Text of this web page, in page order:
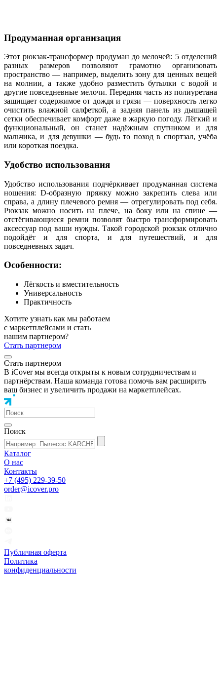
Продуманная организация
Этот рюкзак-трансформер продуман до мелочей: 5 отделений
разных размеров позволяют грамотно организовать
пространство — например, выделить зону для ценных вещей
на молнии, а также удобно разместить бутылки с водой и
другие повседневные мелочи. Передняя часть из полиуретана
защищает содержимое от дождя и грязи — поверхность легко
очистить влажной салфеткой, а задняя панель из дышащей
сетки обеспечивает комфорт даже в жаркую погоду. Лёгкий и
функциональный, он станет надёжным спутником и для
мальчика, и для девушки — будь то поход в спортзал, учёба
или короткая поездка.
Удобство использования
Удобство использования подчёркивает продуманная система
ношения: D‑образную пряжку можно закрепить слева или
справа, а длину плечевого ремня — отрегулировать под себя.
Рюкзак можно носить на плече, на боку или на спине —
отстёгивающиеся ремни позволят быстро трансформировать
аксессуар под ваши нужды. Такой городской рюкзак отлично
подойдёт и для спорта, и для путешествий, и для
повседневных задач.
Особенности:
Лёгкость и вместительность
Универсальность
Практичность
Хотите узнать как мы работаем
с маркетплейсами и стать
нашим партнером?
Стать партнером
Стать партнером
В iCover мы всегда открыты к новым сотрудничествам и
партнёрствам. Наша команда готова помочь вам расширить
ваш бизнес и увеличить продажи на маркетплейсах.
Поиск
Каталог
О нас
Контакты
+7 (495) 229-39-50
order@icover.pro
Публичная оферта
Политика
конфиденциальности